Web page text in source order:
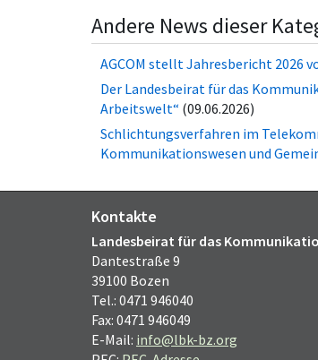
Andere News dieser
AGCOM stellt Jahresbericht 2026
Der Landesbeirat für das
Arbeitswelt“ (09.06.2026)
Schlichtungsverfahren im
Kommunikationswesen und
Kontakte
Landesbeirat für das
Dantestraße 9
39100 Bozen
Tel.: 0471 946040
Fax: 0471 946049
E-Mail: info@lbk-bz.org